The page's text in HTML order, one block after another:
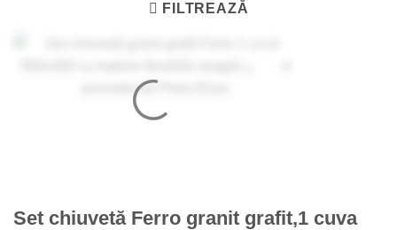
FILTREAZĂ
Set chiuvetă Ferro granit grafit,1 cuva